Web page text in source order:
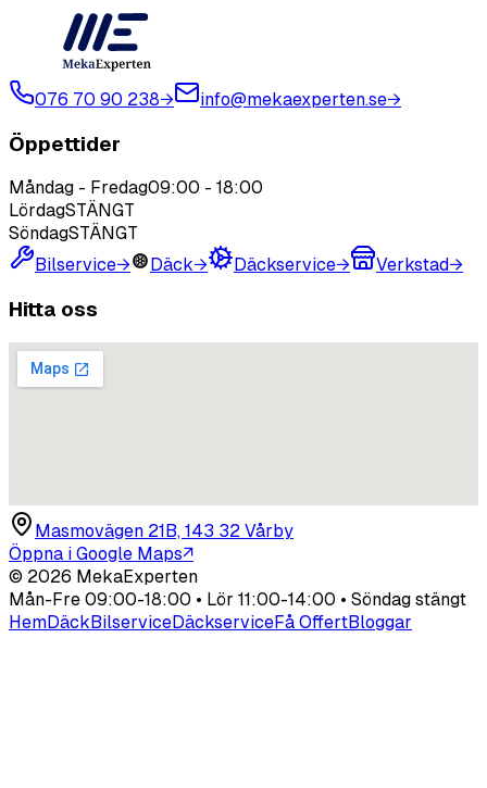
076 70 90 238→ info@mekaexperten.se→
Öppettider
Måndag - Fredag09:00 - 18:00
LördagSTÄNGT
SöndagSTÄNGT
Bilservice→ Däck→ Däckservice→ Verkstad→
Hitta oss
Masmovägen 21B, 143 32 Vårby
Öppna i Google Maps↗
© 2026 MekaExperten
Mån-Fre 09:00-18:00 • Lör 11:00-14:00 • Söndag stängt
HemDäckBilserviceDäckserviceFå OffertBloggar